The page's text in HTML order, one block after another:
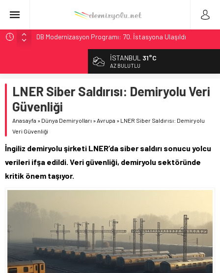
DB Modernizasyon Programı: 70. İstasyona Ulaşıldı
GB Railfreight İngiltere’de Lider, Class 99’lar 2026’da Yolda
İngiltere Demiryolunda Tarihi Entegrasyon: GBR Anglia
Resmen Başladı
Malezya Havayolları, TGV ile 28 Fransız Şehrine Tek Bilet
Ukrayna’da Yolcu Trenine İHA Saldırısı: Zamanında Tahliye
Faciayı Önledi
İSTANBUL 31°C
AZ BULUTLU
LNER Siber Saldırısı: Demiryolu Veri
Güvenliği
Anasayfa » Dünya Demiryolları »Avrupa » LNER Siber Saldırısı: Demiryolu
Veri Güvenliği
İngiliz demiryolu şirketi LNER’da siber saldırı sonucu yolcu
verileri ifşa edildi. Veri güvenliği, demiryolu sektöründe
kritik önem taşıyor.